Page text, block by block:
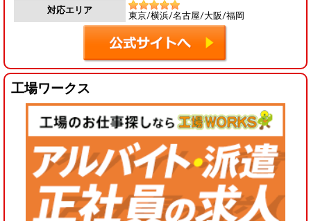
対応エリア
東京/横浜/名古屋/大阪/福岡
工場ワークス